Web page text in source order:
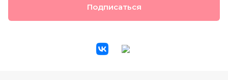
Подписаться